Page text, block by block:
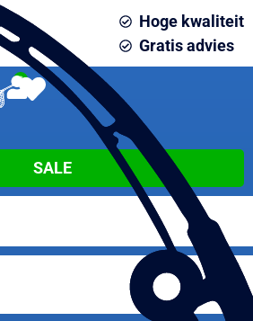
Hoge kwaliteit
Gratis advies
0
SALE